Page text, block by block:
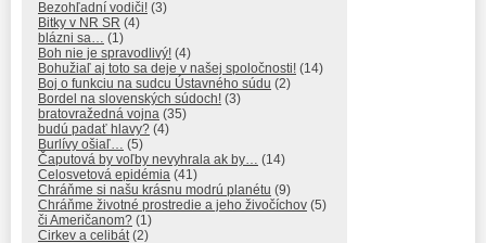
Bezohľadní vodiči! (3)
Bitky v NR SR (4)
blázni sa… (1)
Boh nie je spravodlivý! (4)
Bohužiaľ aj toto sa deje v našej spoločnosti! (14)
Boj o funkciu na sudcu Ústavného súdu (2)
Bordel na slovenských súdoch! (3)
bratovražedná vojna (35)
budú padať hlavy? (4)
Burlívy ošiaľ… (5)
Čaputová by voľby nevyhrala ak by… (14)
Celosvetová epidémia (41)
Chráňme si našu krásnu modrú planétu (9)
Chráňme životné prostredie a jeho živočíchov (5)
či Američanom? (1)
Cirkev a celibát(2)